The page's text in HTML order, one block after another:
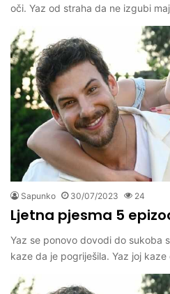
oči. Yaz od straha da ne izgubi
Sapunko 30/07/2023 24
Ljetna pjesma 5
Yaz se ponovo dovodi do sukoba
kaze da je pogriješila. Yaz joj